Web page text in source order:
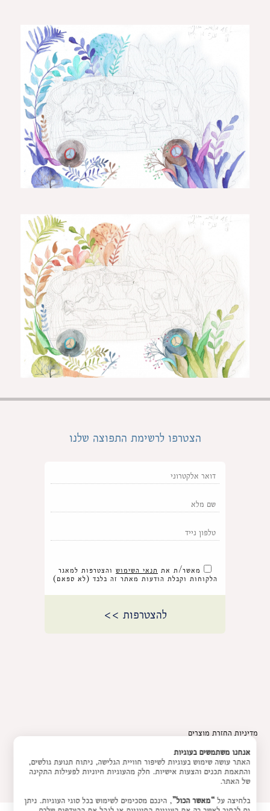
הצטרפו לרשימת התפוצה שלנו
מאשר/ת את תנאי השימוש והצטרפות למאגר
הלקוחות וקבלת הודעות מאתר זה בלבד (לא ספאם)
מדיניות החזרת מוצרים
אנחנו משתמשים בעוגיות
האתר עושה שימוש בעוגיות לשיפור חוויית הגלישה, ניתוח תנועת גולשים,
והתאמת תכנים והצעות אישיות. חלק מהעוגיות חיוניות לפעילות התקינה
של האתר.
בלחיצה על“מאשר הכול”, הינכם מסכימים לשימוש בכל סוגי העוגיות. ניתן